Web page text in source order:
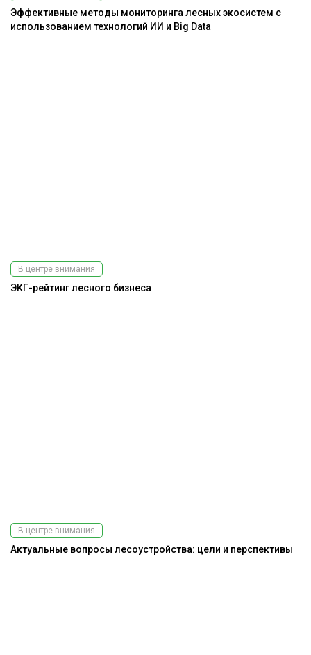
Эффективные методы мониторинга лесных экосистем с
использованием технологий ИИ и Big Data
В центре внимания
ЭКГ-рейтинг лесного бизнеса
В центре внимания
Актуальные вопросы лесоустройства: цели и перспективы